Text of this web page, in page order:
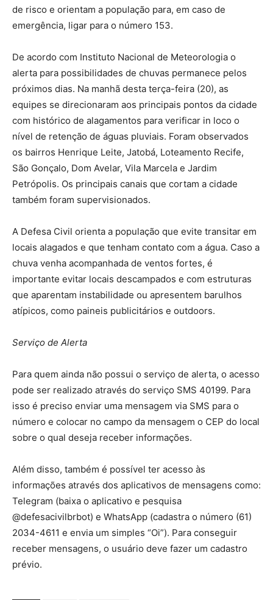
de risco e orientam a população para, em caso de
emergência, ligar para o número 153.
De acordo com Instituto Nacional de Meteorologia o
alerta para possibilidades de chuvas permanece pelos
próximos dias. Na manhã desta terça-feira (20), as
equipes se direcionaram aos principais pontos da cidade
com histórico de alagamentos para verificar in loco o
nível de retenção de águas pluviais. Foram observados
os bairros Henrique Leite, Jatobá, Loteamento Recife,
São Gonçalo, Dom Avelar, Vila Marcela e Jardim
Petrópolis. Os principais canais que cortam a cidade
também foram supervisionados.
A Defesa Civil orienta a população que evite transitar em
locais alagados e que tenham contato com a água. Caso a
chuva venha acompanhada de ventos fortes, é
importante evitar locais descampados e com estruturas
que aparentam instabilidade ou apresentem barulhos
atípicos, como paineis publicitários e outdoors.
Serviço de Alerta
Para quem ainda não possui o serviço de alerta, o acesso
pode ser realizado através do serviço SMS 40199. Para
isso é preciso enviar uma mensagem via SMS para o
número e colocar no campo da mensagem o CEP do local
sobre o qual deseja receber informações.
Além disso, também é possível ter acesso às
informações através dos aplicativos de mensagens como:
Telegram (baixa o aplicativo e pesquisa
@defesacivilbrbot) e WhatsApp (cadastra o número (61)
2034-4611 e envia um simples “Oi”). Para conseguir
receber mensagens, o usuário deve fazer um cadastro
prévio.